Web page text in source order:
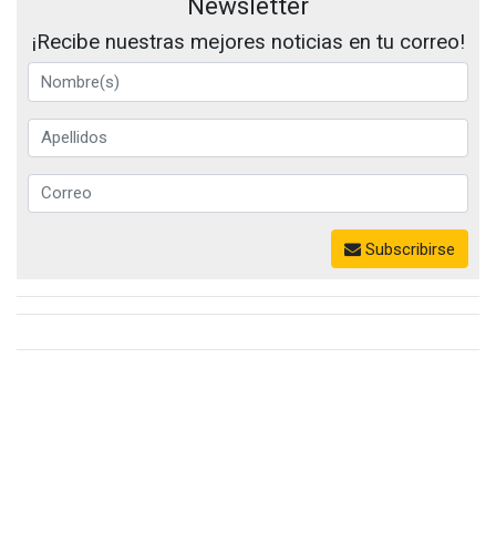
Newsletter
¡Recibe nuestras mejores noticias en tu correo!
Subscribirse